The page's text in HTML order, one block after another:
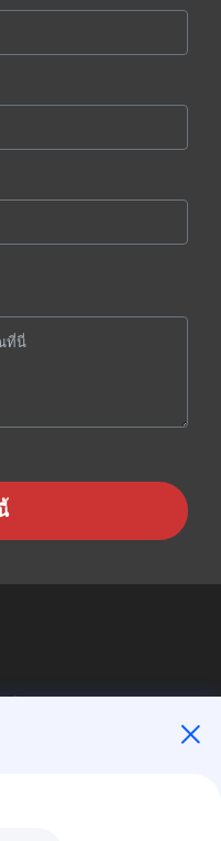
เชี่ยวชาญในการให้บริการ
องการของลูกค้าในด้านการ